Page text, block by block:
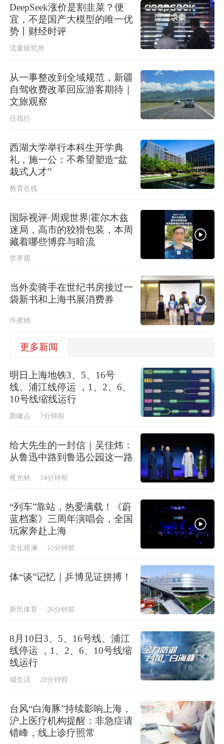
DeepSeek涨价是割韭菜？便
宜，不是国产大模型的唯一优
势丨财经时评
流量研究所
从一事整改到全域规范，新疆
自驾收费改革回应游客期待｜
文旅观察
任我行
西湖大学举行本科生开学典
礼，施一公：不希望塑造“盆
栽式人才”
教育在线
国际视评·周观世界|霍尔木兹
迷局，高市的狡猾包装，本周
藏着哪些博弈与暗流
世界观
当外卖骑手在世纪书房接过一
袋新书和上海书展消费券
许蜜桃
更多新闻
明日上海地铁3、5、16号
线、浦江线停运 ，1、2、6、
10号线缩线运行
新瞰点 7分钟前
给大先生的一封信｜吴佳炜：
从鲁迅中路到鲁迅公园这一路
夜光杯 14分钟前
“列车”靠站，热爱满载！《蔚
蓝档案》三周年演唱会，全国
玩家奔赴上海
文化观澜 15分钟前
体“谈”记忆｜乒博见证拼搏！
新民体育 26分钟前
8月10日3、5、16号线、浦江
线停运 ，1、2、6、10号线缩
线运行
城生活 28分钟前
台风“白海豚”持续影响上海，
沪上医疗机构提醒：非急症请
错峰，线上诊疗照常